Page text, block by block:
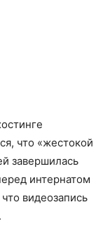
что «жестокой
завершилась
интернатом
видеозапись